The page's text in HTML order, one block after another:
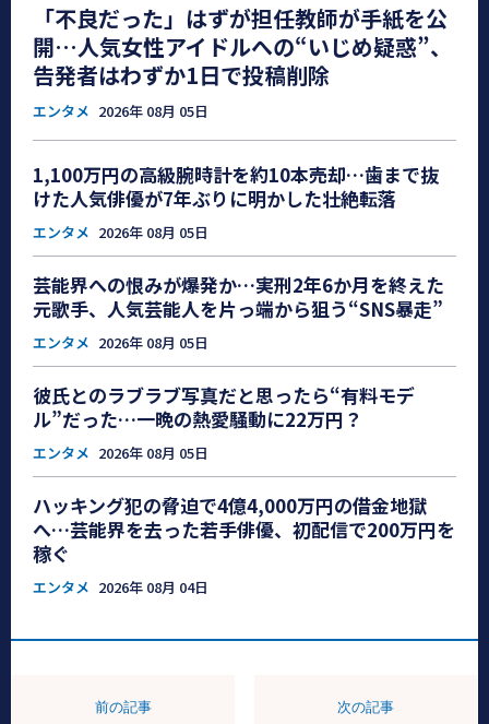
「不良だった」はずが担任教師が手紙を公
開…人気女性アイドルへの“いじめ疑惑”、
告発者はわずか1日で投稿削除
エンタメ 2026年 08月 05日
1,100万円の高級腕時計を約10本売却…歯まで抜
けた人気俳優が7年ぶりに明かした壮絶転落
エンタメ 2026年 08月 05日
芸能界への恨みが爆発か…実刑2年6か月を終えた
元歌手、人気芸能人を片っ端から狙う“SNS暴走”
エンタメ 2026年 08月 05日
彼氏とのラブラブ写真だと思ったら“有料モデ
ル”だった…一晩の熱愛騒動に22万円？
エンタメ 2026年 08月 05日
ハッキング犯の脅迫で4億4,000万円の借金地獄
へ…芸能界を去った若手俳優、初配信で200万円を
稼ぐ
エンタメ 2026年 08月 04日
前の記事 次の記事